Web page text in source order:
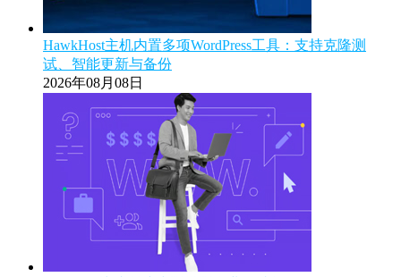
HawkHost主机内置多项WordPress工具：支持克隆测
试、智能更新与备份
2026年08月08日